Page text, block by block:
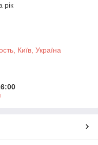
рік
Київ, Україна